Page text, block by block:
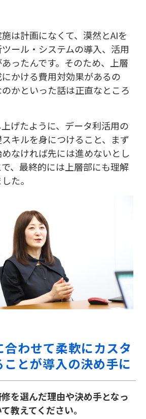
は計画になくて、漠然とAIを
ール・システムの導入、活用
ったんです。そのため、上層
かける費用対効果があるの
かといった話は正直なところ
げたように、データ利活用の
キルを身につけること、まず
なければ先には進めないとし
、最終的には上層部にも理解
た。
合わせて柔軟にカスタ
ことが導入の決め手に
を選んだ理由や決め手となっ
教えてください。